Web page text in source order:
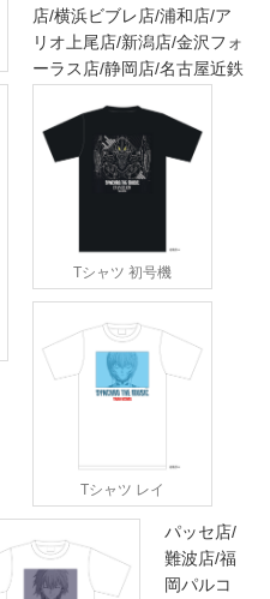
Tシャツ 初号機
Tシャツ レイ
店/横浜ビブレ店/浦和店/ア
リオ上尾店/新潟店/金沢フォ
ーラス店/静岡店/名古屋近鉄
パッセ店/
難波店/福
岡パルコ